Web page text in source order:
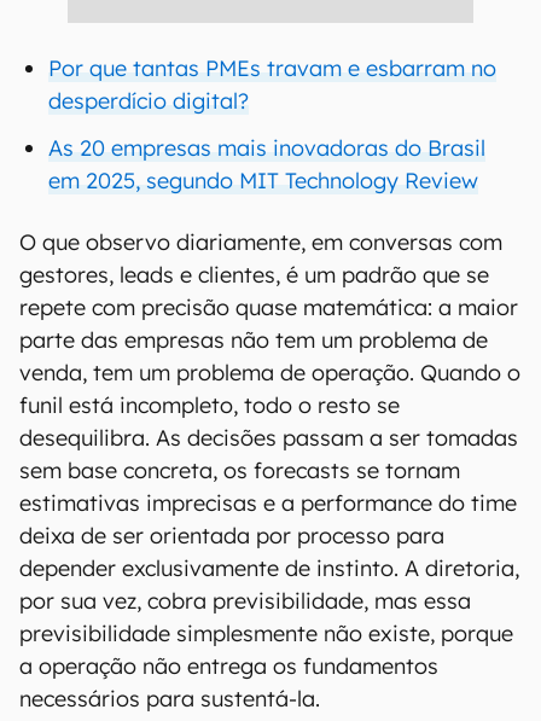
Por que tantas PMEs travam e esbarram no
desperdício digital?
As 20 empresas mais inovadoras do Brasil
em 2025, segundo MIT Technology Review
O que observo diariamente, em conversas com
gestores, leads e clientes, é um padrão que se
repete com precisão quase matemática: a maior
parte das empresas não tem um problema de
venda, tem um problema de operação. Quando o
funil está incompleto, todo o resto se
desequilibra. As decisões passam a ser tomadas
sem base concreta, os forecasts se tornam
estimativas imprecisas e a performance do time
deixa de ser orientada por processo para
depender exclusivamente de instinto. A diretoria,
por sua vez, cobra previsibilidade, mas essa
previsibilidade simplesmente não existe, porque
a operação não entrega os fundamentos
necessários para sustentá-la.